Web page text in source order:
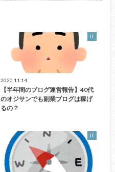
IT
2020.11.14
【半年間のブログ運営報告】40代
のオジサンでも副業ブログは稼げ
るの？
IT